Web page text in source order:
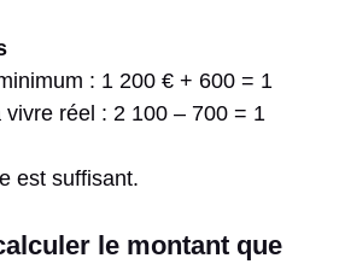
: 1 200 € + 600 = 1
vivre réel : 2 100 – 700 = 1
est suffisant.
le montant que